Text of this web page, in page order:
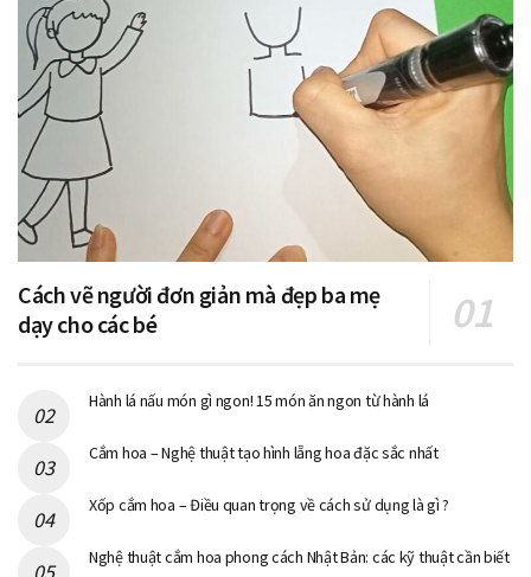
Cách vẽ người đơn giản mà đẹp ba mẹ
dạy cho các bé
Hành lá nấu món gì ngon! 15 món ăn ngon từ hành lá
Cắm hoa – Nghệ thuật tạo hình lẵng hoa đặc sắc nhất
Xốp cắm hoa – Điều quan trọng về cách sử dụng là gì ?
Nghệ thuật cắm hoa phong cách Nhật Bản: các kỹ thuật cần biết